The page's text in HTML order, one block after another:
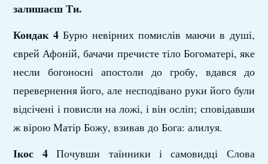
залишаєш Ти.
Кондак 4Бурю невірних помислів маючи в душі,
єврей Афоній, бачачи пречисте тіло Богоматері, яке
несли богоносні апостоли до гробу, вдався до
перевернення його, але несподівано руки його були
відсічені і повисли на ложі, і він осліп; сповідавши
ж вірою Матір Божу, взивав до Бога: алилуя.
Ікос 4Почувши таїнники і самовидці Слова